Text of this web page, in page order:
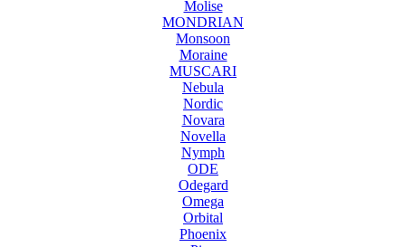
Molise
MONDRIAN
Monsoon
Moraine
MUSCARI
Nebula
Nordic
Novara
Novella
Nymph
ODE
Odegard
Omega
Orbital
Phoenix